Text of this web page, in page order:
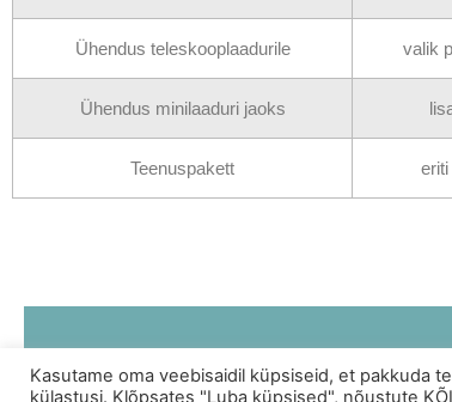
Ühendus teleskooplaadurile valik
Ühendus minilaaduri jaoks
Teenuspakett
Kasutame oma veebisaidil küpsiseid, et pakkuda
külastusi. Klõpsates "Luba küpsised", nõustute